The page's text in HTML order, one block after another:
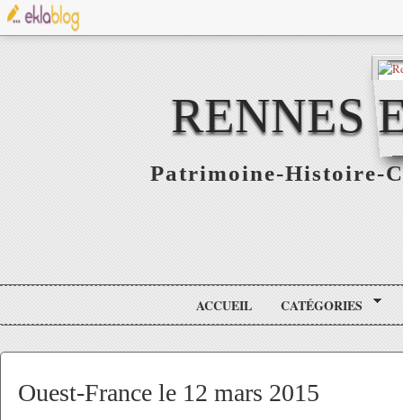
RENNES
Patrimoine-Histoire-
ACCUEIL CATÉGORIES
Ouest-France le 12 mars 2015